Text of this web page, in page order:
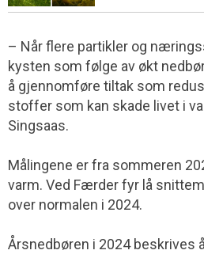
– Når flere partikler og
kysten som følge av økt
å gjennomføre tiltak som
stoffer som kan skade livet i
Singsaas.
Målingene er fra sommeren
varm. Ved Færder fyr lå
over normalen i 2024.
Årsnedbøren i 2024 beskrives